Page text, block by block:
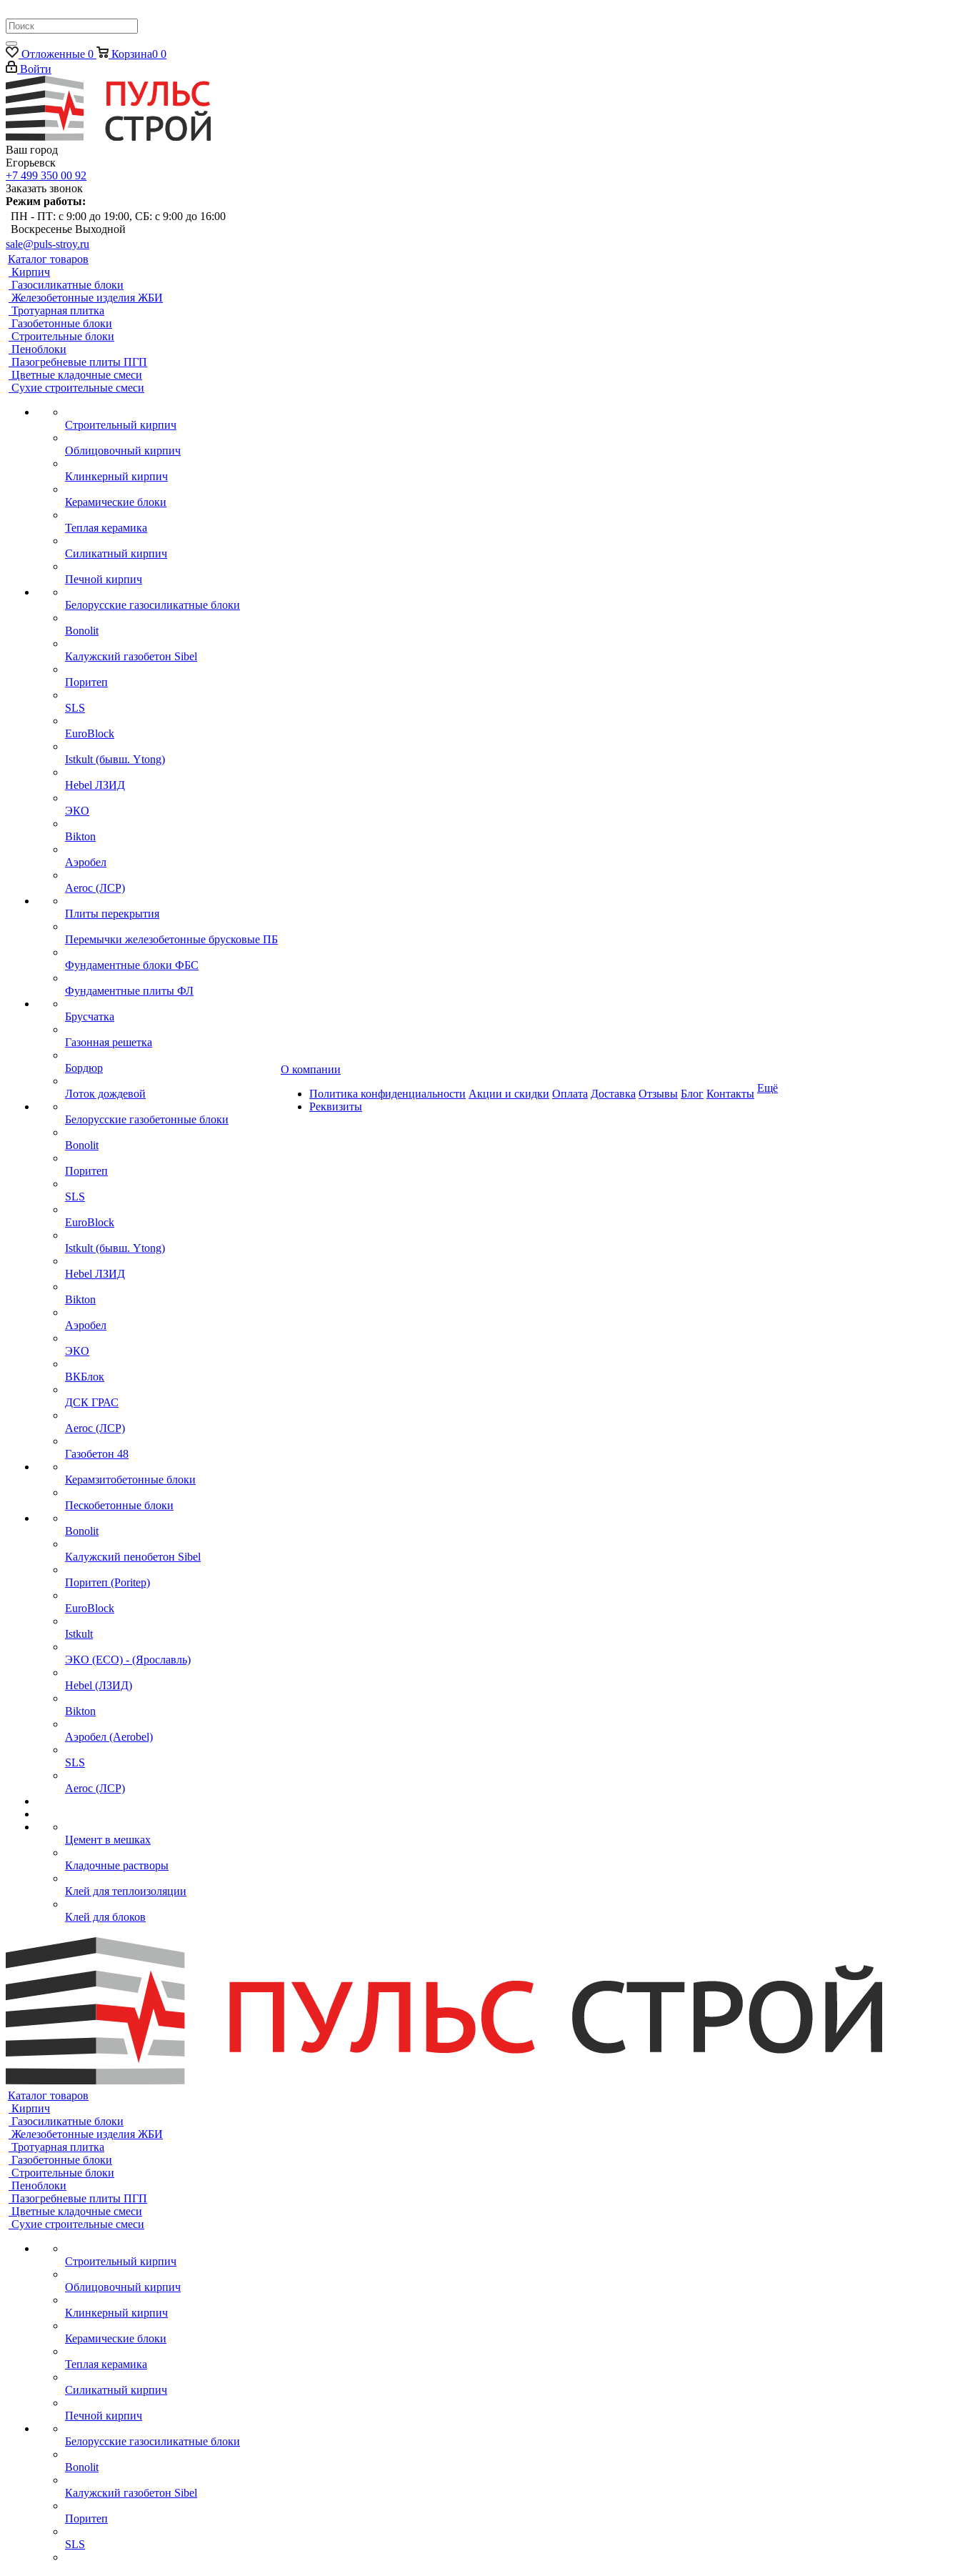
Отложенные 0 Корзина0 0
Войти
Ваш город
Егорьевск
+7 499 350 00 92
Заказать звонок
Режим работы:
ПН - ПТ: с 9:00 до 19:00, СБ: с 9:00 до 16:00
Воскресенье Выходной
sale@puls-stroy.ru
Каталог товаров
Кирпич
Газосиликатные блоки
Железобетонные изделия ЖБИ
Тротуарная плитка
Газобетонные блоки
Строительные блоки
Пеноблоки
Пазогребневые плиты ПГП
Цветные кладочные смеси
Сухие строительные смеси
Строительный кирпич
Облицовочный кирпич
Клинкерный кирпич
Керамические блоки
Теплая керамика
Силикатный кирпич
Печной кирпич
Белорусские газосиликатные блоки
Bonolit
Калужский газобетон Sibel
Поритеп
SLS
EuroBlock
Istkult (бывш. Ytong)
Hebel ЛЗИД
ЭКО
Bikton
Аэробел
Aeroc (ЛСР)
Плиты перекрытия
Перемычки железобетонные брусковые ПБ
Фундаментные блоки ФБС
Фундаментные плиты ФЛ
Брусчатка
Газонная решетка
Бордюр
Лоток дождевой
Белорусские газобетонные блоки
Bonolit
Поритеп
SLS
EuroBlock
Istkult (бывш. Ytong)
Hebel ЛЗИД
Bikton
Аэробел
ЭКО
ВКБлок
ДСК ГРАС
Aeroc (ЛСР)
Газобетон 48
Керамзитобетонные блоки
Пескобетонные блоки
Bonolit
Калужский пенобетон Sibel
Поритеп (Poritep)
EuroBlock
Istkult
ЭКО (ECO) - (Ярославль)
Hebel (ЛЗИД)
Bikton
Аэробел (Aerobel)
SLS
Aeroc (ЛСР)
Цемент в мешках
Кладочные растворы
Клей для теплоизоляции
Клей для блоков
О компании
Политика конфиденциальности
Реквизиты
Акции и скидки Оплата Доставка Отзывы Блог Контакты Ещё
Каталог товаров
Кирпич
Газосиликатные блоки
Железобетонные изделия ЖБИ
Тротуарная плитка
Газобетонные блоки
Строительные блоки
Пеноблоки
Пазогребневые плиты ПГП
Цветные кладочные смеси
Сухие строительные смеси
Строительный кирпич
Облицовочный кирпич
Клинкерный кирпич
Керамические блоки
Теплая керамика
Силикатный кирпич
Печной кирпич
Белорусские газосиликатные блоки
Bonolit
Калужский газобетон Sibel
Поритеп
SLS